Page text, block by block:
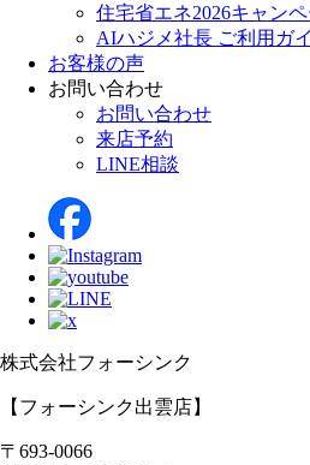
住宅省エネ2026キャン
AIハジメ社長 ご利用ガ
お客様の声
お問い合わせ
お問い合わせ
来店予約
LINE相談
株式会社フォーシンク
【フォーシンク出雲店】
〒693-0066